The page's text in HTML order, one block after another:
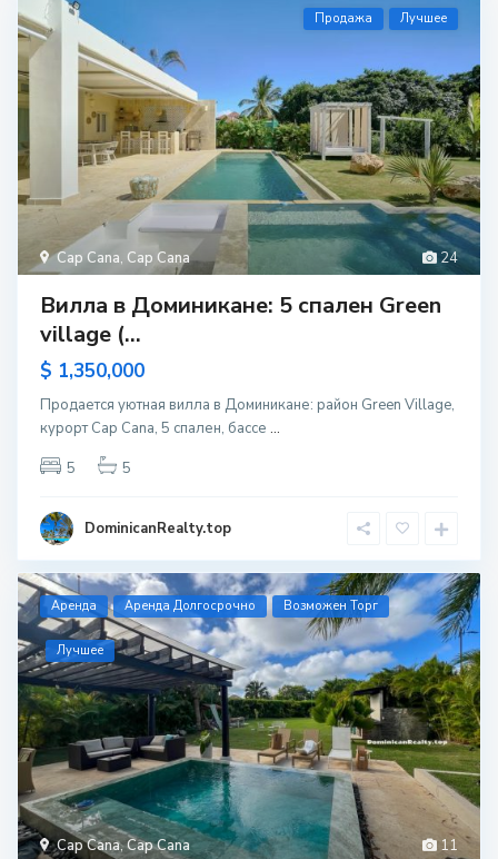
24
Cap Cana, Cap Cana
Продажа Лучшее
Вилла в Доминикане: 5 спален Green
village (...
$ 1,350,000
Продается уютная вилла в Доминикане: район Green Village,
курорт Cap Cana, 5 спален, бассе ...
5
5
DominicanRealty.top
11
Cap Cana,Cap Cana
Aренда Аренда Долгосрочно Возможен Торг
Лучшее